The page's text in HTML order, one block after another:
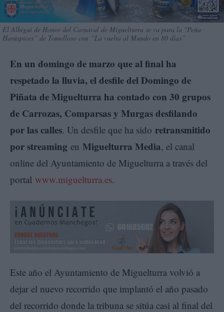
El Alhiguí de Honor del Carnaval de Miguelturra se va para la "Peña
Harúspices” de Tomelloso con “La vuelta al Mundo en 80 días”
En un domingo de marzo que al final ha
respetado la lluvia, el desfile del Domingo de
Piñata de Miguelturra ha contado con 30 grupos
de Carrozas, Comparsas y Murgas desfilando
por las calles. Un desfile que ha sido retransmitido
por streaming en Miguelturra Media, el canal
online del Ayuntamiento de Miguelturra a través del
portal www.miguelturra.es.
Este año el Ayuntamiento de Miguelturra volvió a
dejar el nuevo recorrido que implantó el año pasado
del recorrido donde la tribuna se sitúa casi al final del